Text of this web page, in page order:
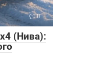
0
(Нива):